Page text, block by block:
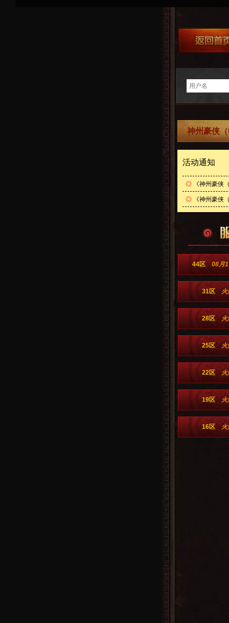
神州豪侠
活动通知
◎ 《神州豪侠
◎ 《神州豪侠
44区 08月
31区
28区
25区
22区
19区
16区